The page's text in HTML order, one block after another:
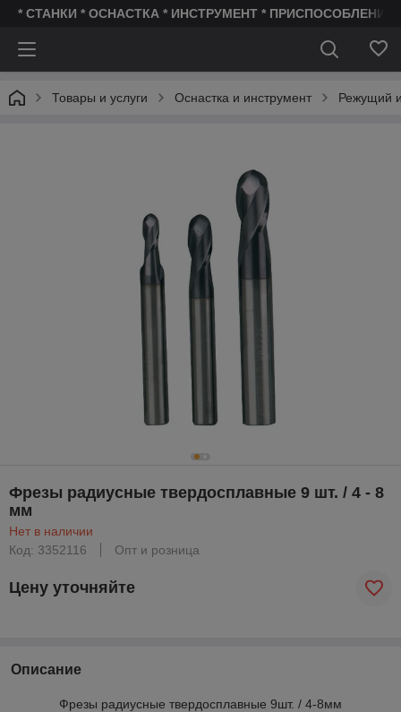
* СТАНКИ * ОСНАСТКА * ИНСТРУМЕНТ * ПРИСПОСОБЛЕНИЯ
Товары и услуги Оснастка и инструмент Режущий
Фрезы радиусные твердосплавные 9 шт. / 4 - 8
мм
Нет в наличии
Код: 3352116
Опт и розница
Цену уточняйте
Описание
Фрезы радиусные твердосплавные 9шт. / 4-8мм